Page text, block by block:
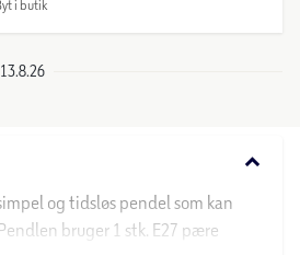
i butik
keyboard_arrow_down
og tidsløs pendel som kan
bruger 1 stk. E27 pære